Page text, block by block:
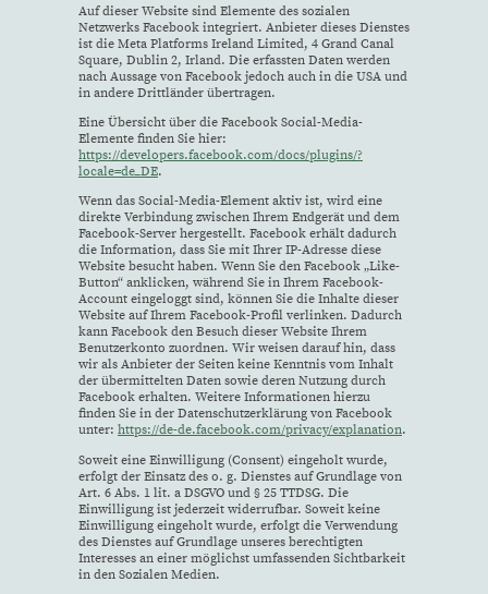
Auf dieser Website sind Elemente des sozialen
Netzwerks Facebook integriert. Anbieter dieses Dienstes
ist die Meta Platforms Ireland Limited, 4 Grand Canal
Square, Dublin 2, Irland. Die erfassten Daten werden
nach Aussage von Facebook jedoch auch in die USA und
in andere Drittländer übertragen.
Eine Übersicht über die Facebook Social-Media-
Elemente finden Sie hier:
https://developers.facebook.com/docs/plugins/?
locale=de_DE.
Wenn das Social-Media-Element aktiv ist, wird eine
direkte Verbindung zwischen Ihrem Endgerät und dem
Facebook-Server hergestellt. Facebook erhält dadurch
die Information, dass Sie mit Ihrer IP-Adresse diese
Website besucht haben. Wenn Sie den Facebook „Like-
Button“ anklicken, während Sie in Ihrem Facebook-
Account eingeloggt sind, können Sie die Inhalte dieser
Website auf Ihrem Facebook-Profil verlinken. Dadurch
kann Facebook den Besuch dieser Website Ihrem
Benutzerkonto zuordnen. Wir weisen darauf hin, dass
wir als Anbieter der Seiten keine Kenntnis vom Inhalt
der übermittelten Daten sowie deren Nutzung durch
Facebook erhalten. Weitere Informationen hierzu
finden Sie in der Datenschutzerklärung von Facebook
unter: https://de-de.facebook.com/privacy/explanation.
Soweit eine Einwilligung (Consent) eingeholt wurde,
erfolgt der Einsatz des o. g. Dienstes auf Grundlage von
Art. 6 Abs. 1 lit. a DSGVO und § 25 TTDSG. Die
Einwilligung ist jederzeit widerrufbar. Soweit keine
Einwilligung eingeholt wurde, erfolgt die Verwendung
des Dienstes auf Grundlage unseres berechtigten
Interesses an einer möglichst umfassenden Sichtbarkeit
in den Sozialen Medien.